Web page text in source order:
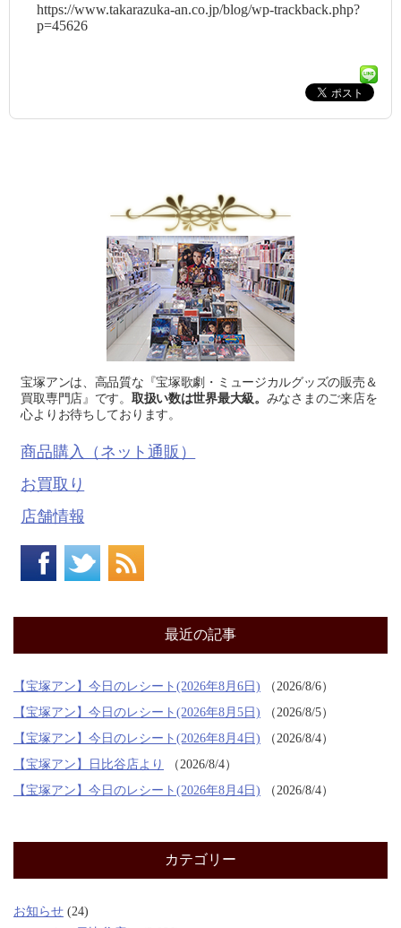
https://www.takarazuka-an.co.jp/blog/wp-trackback.php?
p=45626
宝塚アンは、高品質な『宝塚歌劇・ミュージカルグッズの販売＆
買取専門店』です。 取扱い数は世界最大級。 みなさまのご来店を
心よりお待ちしております。
商品購入（ネット通販）
お買取り
店舗情報
最近の記事
【宝塚アン】今日のレシート(2026年8月6日)
2026/8/6
【宝塚アン】今日のレシート(2026年8月5日)
2026/8/5
【宝塚アン】今日のレシート(2026年8月4日)
2026/8/4
【宝塚アン】日比谷店より
2026/8/4
【宝塚アン】今日のレシート(2026年8月4日)
2026/8/4
カテゴリー
お知らせ (24)